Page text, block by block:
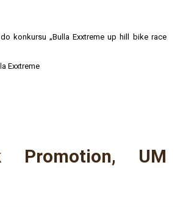
konkursu „Bulla Exxtreme up hill bike race
Exxtreme
Promotion, UM